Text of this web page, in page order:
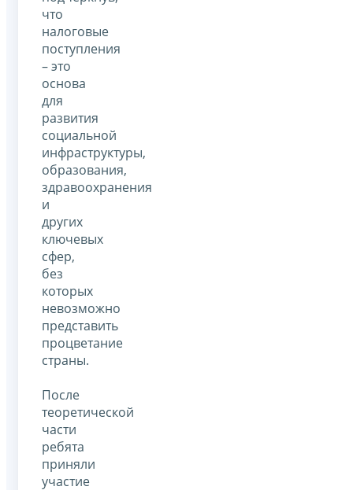
что
налоговые
поступления
– это
основа
для
развития
социальной
инфраструктуры,
образования,
здравоохранения
и
других
ключевых
сфер,
без
которых
невозможно
представить
процветание
страны.
После
теоретической
части
ребята
приняли
участие